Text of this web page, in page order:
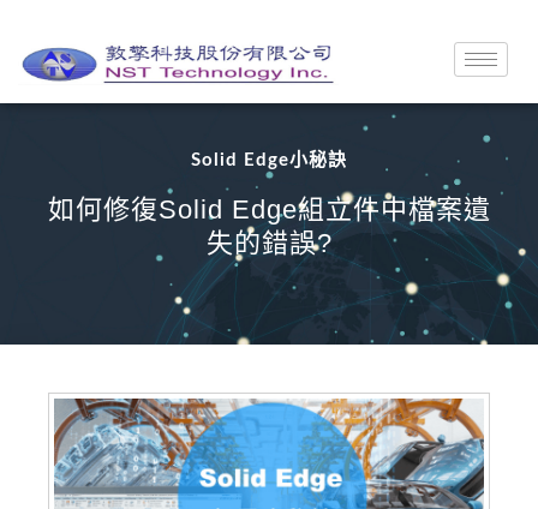
Solid Edge小秘訣
如何修復Solid Edge組立件中檔案遺
失的錯誤?